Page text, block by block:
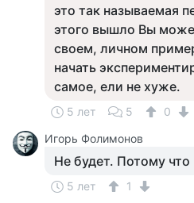
это так называемая
этого вышло Вы
своем, личном
начать
самое, ели не хуже.
5 лет 5
0
Игорь Фолимонов
Не будет. Потому что
5 лет 1